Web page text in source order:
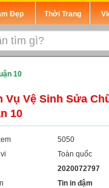
Đẹp Thời Trang
10
Vụ Vệ Sinh Sửa
10
5050
Toàn quốc
2020072797
Tin in đậm